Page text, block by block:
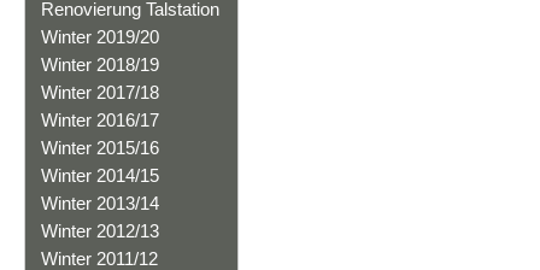
Renovierung Talstation
Winter 2019/20
Winter 2018/19
Winter 2017/18
Winter 2016/17
Winter 2015/16
Winter 2014/15
Winter 2013/14
Winter 2012/13
Winter 2011/12